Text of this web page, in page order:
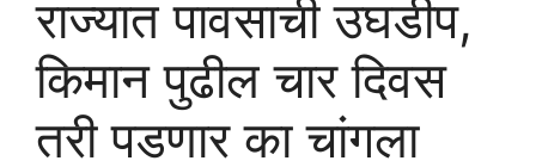
राज्यात पावसाची उघडीप,
किमान पुढील चार दिवस
तरी पडणार का चांगला